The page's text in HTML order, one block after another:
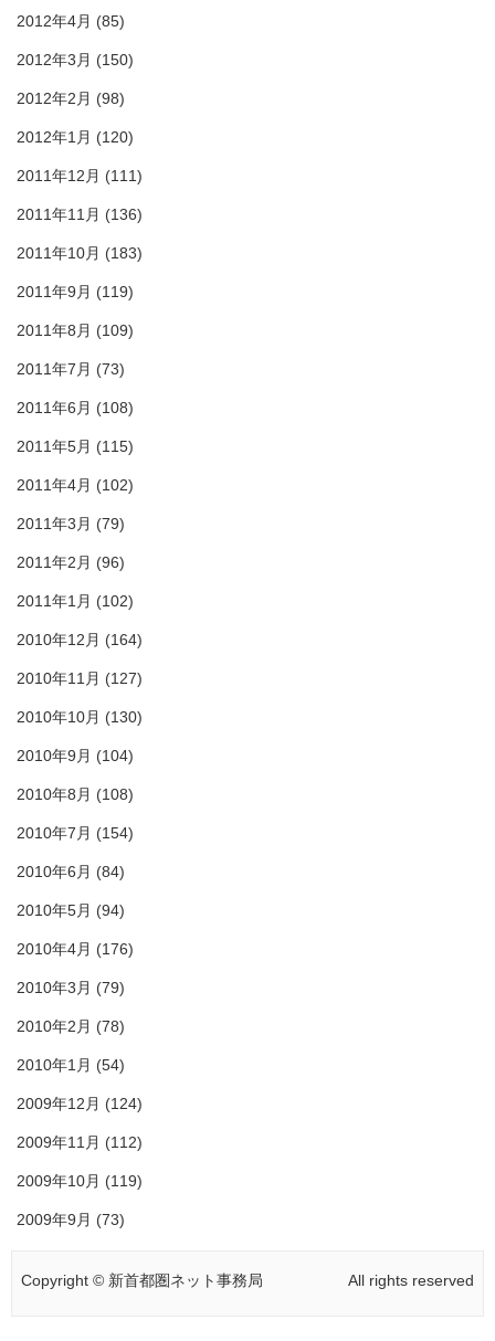
2012年4月 (85)
2012年3月 (150)
2012年2月 (98)
2012年1月 (120)
2011年12月 (111)
2011年11月 (136)
2011年10月 (183)
2011年9月 (119)
2011年8月 (109)
2011年7月 (73)
2011年6月 (108)
2011年5月 (115)
2011年4月 (102)
2011年3月 (79)
2011年2月 (96)
2011年1月 (102)
2010年12月 (164)
2010年11月 (127)
2010年10月 (130)
2010年9月 (104)
2010年8月 (108)
2010年7月 (154)
2010年6月 (84)
2010年5月 (94)
2010年4月 (176)
2010年3月 (79)
2010年2月 (78)
2010年1月 (54)
2009年12月 (124)
2009年11月 (112)
2009年10月 (119)
2009年9月 (73)
Copyright © 新首都圏ネット事務局 All rights reserved